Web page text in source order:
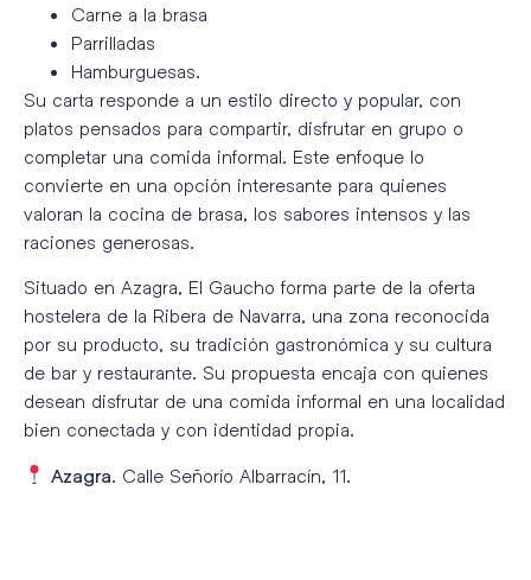
Carne a la brasa
Parrilladas
Hamburguesas.
Su carta responde a un estilo directo y popular, con
platos pensados para compartir, disfrutar en grupo o
completar una comida informal. Este enfoque lo
convierte en una opción interesante para quienes
valoran la cocina de brasa, los sabores intensos y las
raciones generosas.
Situado en Azagra, El Gaucho forma parte de la oferta
hostelera de la Ribera de Navarra, una zona reconocida
por su producto, su tradición gastronómica y su cultura
de bar y restaurante. Su propuesta encaja con quienes
desean disfrutar de una comida informal en una localidad
bien conectada y con identidad propia.
Azagra . Calle Señorío Albarracín, 11.